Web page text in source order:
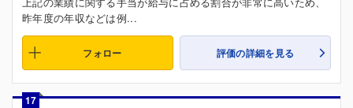
昨年度の年収などは例...
フォロー 評価の詳細を見る
17